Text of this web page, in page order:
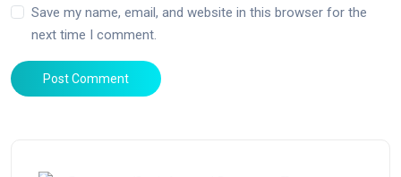
Save my name, email, and website in this browser for the
next time I comment.
Post Comment